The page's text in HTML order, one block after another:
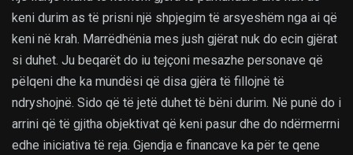
keni durim as të prisni një shpjegim të arsyeshëm nga ai që
keni në krah. Marrëdhënia mes jush gjërat nuk do ecin gjërat
si duhet. Ju beqarët do iu tejçoni mesazhe personave që
pëlqeni dhe ka mundësi që disa gjëra të fillojnë të
ndryshojnë. Sido që të jetë duhet të bëni durim. Në punë do i
arrini që të gjitha objektivat që keni pasur dhe do ndërmerrni
edhe iniciativa të reja. Gjendja e financave ka për te qene